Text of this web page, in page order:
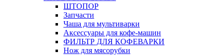
ШТОПОР
Запчасти
Чаша для мультиварки
Аксессуары для кофе-машин
ФИЛЬТР ДЛЯ КОФЕВАРКИ
Нож для мясорубки